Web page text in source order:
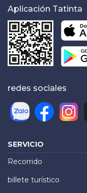
Aplicación Tatinta
redes sociales
SERVICIO
Recorrido
billete turístico